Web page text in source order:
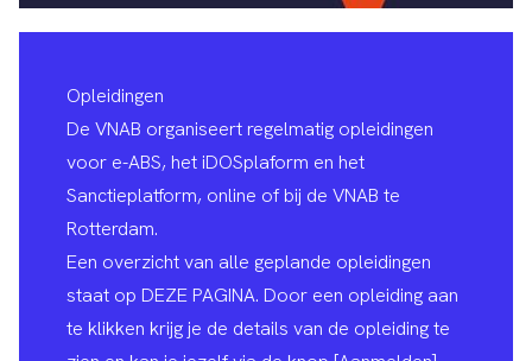
Opleidingen
De VNAB organiseert regelmatig opleidingen
voor e-ABS, het iDOSplaform en het
Sanctieplatform, online of bij de VNAB te
Rotterdam.
Een overzicht van alle geplande opleidingen
staat op DEZE PAGINA. Door een opleiding aan
te klikken krijg je de details van de opleiding te